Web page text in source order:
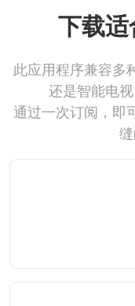
下载
此应用程序兼容多
还是智能电
通过一次订阅，即